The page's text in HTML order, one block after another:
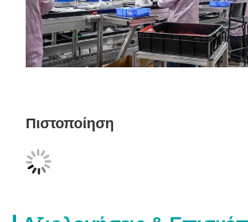
Πιστοποίηση